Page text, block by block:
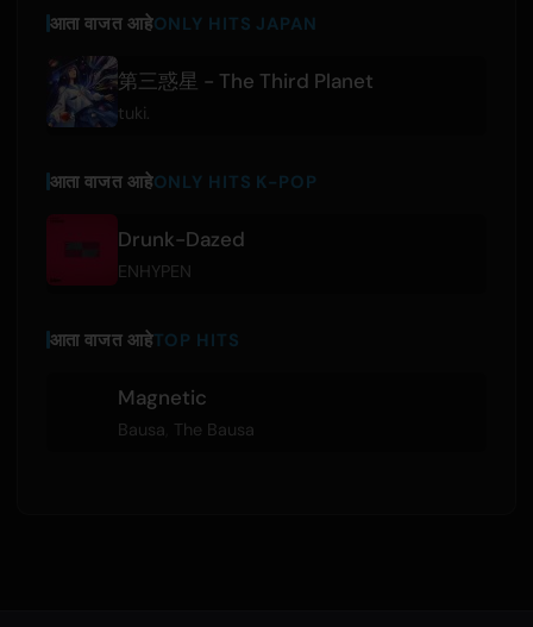
आता वाजत आहेONLY HITS JAPAN
第三惑星 - The Third Planet
tuki.
आता वाजत आहेONLY HITS K-POP
Drunk-Dazed
ENHYPEN
आता वाजत आहेTOP HITS
Magnetic
Bausa The Bausa